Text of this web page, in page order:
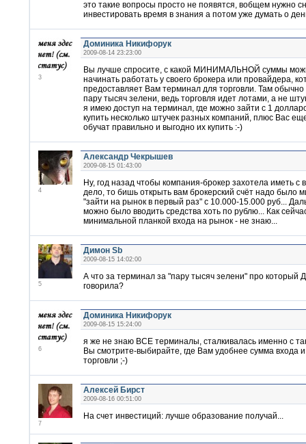
это такие вопросы просто не появятся, вобщем нужно
инвестировать время в знания а потом уже думать о
3
Доминика Никифорук
2009-08-14 23:23:00
Вы лучше спросите, с какой МИНИМАЛЬНОЙ суммы
начинать работать у своего брокера или провайдера,
предоставляет Вам терминал для торговли. Там обычно
пару тысяч зелени, ведь торговля идет лотами, а не
я имею доступ на терминал, где можно зайти с 1
купить несколько штучек разных компаний, плюс Вас
обучат правильно и выгодно их купить :-)
4
Александр Чекрышев
2009-08-15 01:43:00
Ну, год назад чтобы компания-брокер захотела иметь с
дело, то бишь открыть вам брокерский счёт надо было
"зайти на рынок в первый раз" с 10.000-15.000 руб...
можно было вводить средства хоть по рублю... Как
минимальной планкой входа на рынок - не знаю...
5
Димон Sb
2009-08-15 14:02:00
А что за терминал за "пару тысяч зелени" про который
говорила?
6
Доминика Никифорук
2009-08-15 15:24:00
я же не знаю ВСЕ терминалы, сталкивалась именно с
Вы смотрите-выбирайте, где Вам удобнее сумма входа
торговли ;-)
7
Алексей Бирст
2009-08-16 00:51:00
На счет инвестиций: лучше образование получай...